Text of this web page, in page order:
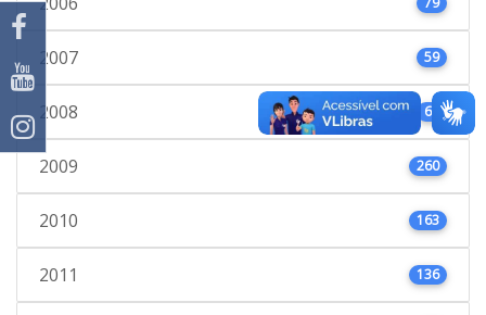
2007 59
2008 66
2009 260
2010 163
2011 136